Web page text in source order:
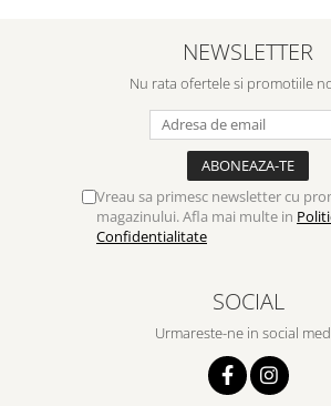
NEWSLETTER
Nu rata ofertele si promotiile
Vreau sa primesc newsletter cu
magazinului. Afla mai multe in
Confidentialitate
SOCIAL
Urmareste-ne in social